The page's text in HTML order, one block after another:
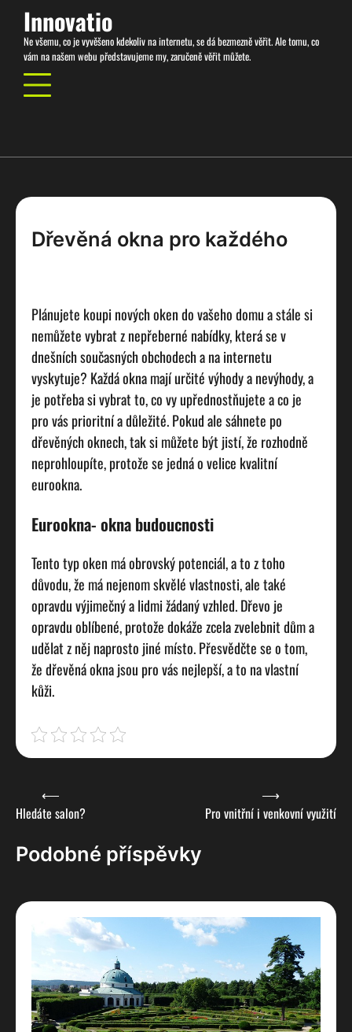
content
Innovatio
Ne všemu, co je vyvěšeno kdekoliv na internetu, se dá bezmezně věřit. Ale tomu, co
vám na našem webu představujeme my, zaručeně věřit můžete.
Dřevěná okna pro každého
Plánujete koupi nových oken do vašeho domu a stále si
nemůžete vybrat z nepřeberné nabídky, která se v
dnešních současných obchodech a na internetu
vyskytuje? Každá okna mají určité výhody a nevýhody, a
je potřeba si vybrat to, co vy upřednostňujete a co je
pro vás prioritní a důležité. Pokud ale sáhnete po
dřevěných oknech, tak si můžete být jistí, že rozhodně
neprohloupíte, protože se jedná o velice kvalitní
eurookna.
Eurookna- okna budoucnosti
Tento typ oken má obrovský potenciál, a to z toho
důvodu, že má nejenom skvělé vlastnosti, ale také
opravdu výjimečný a lidmi žádaný vzhled. Dřevo je
opravdu oblíbené, protože dokáže zcela zvelebnit dům a
udělat z něj naprosto jiné místo. Přesvědčte se o tom,
že dřevěná okna jsou pro vás nejlepší, a to na vlastní
kůži.
Navigace
pro
příspěvek
⟵
Hledáte salon?
Pro vnitřní i venkovní využití
⟶
Podobné příspěvky